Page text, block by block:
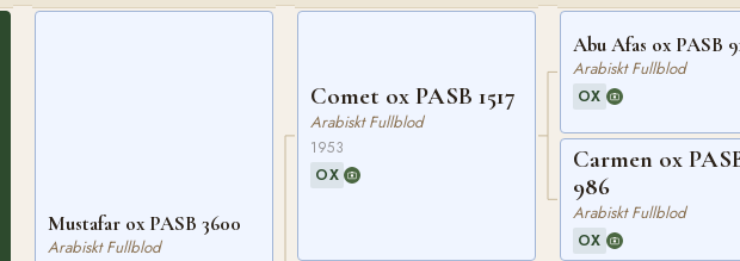
Mustafar ox PASB 3600
Arabiskt Fullblod
Comet ox PASB 1517
Arabiskt Fullblod
1953
OX
Abu Afas ox PASB
Arabiskt Fullblod
OX
Carmen ox
986
Arabiskt Fullblod
OX